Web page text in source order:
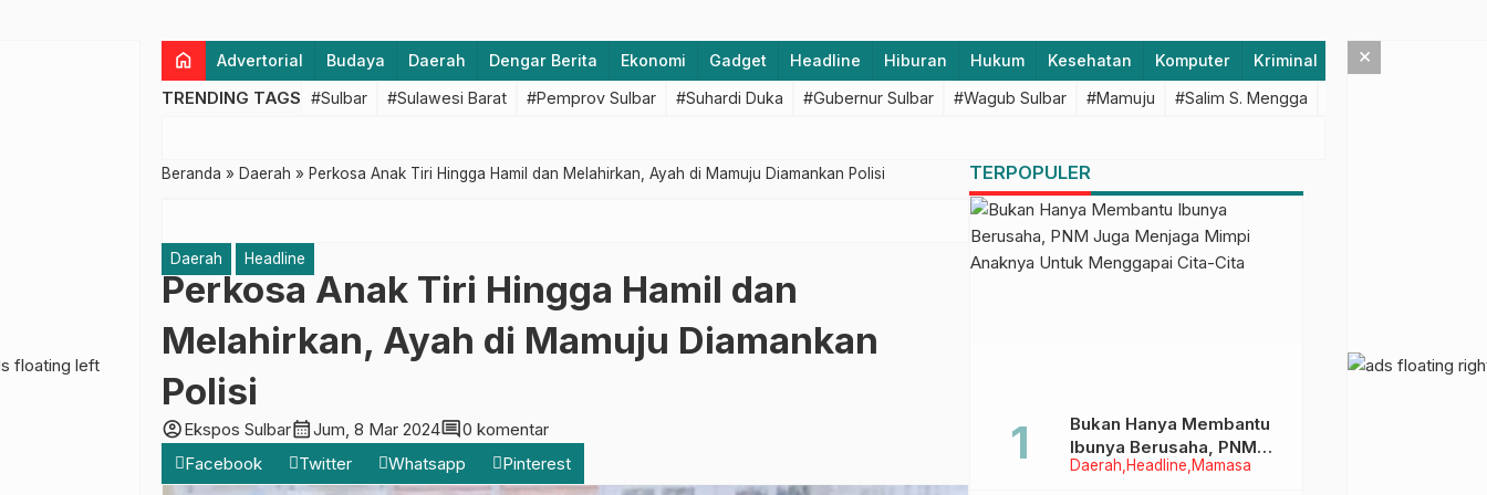
home Advertorial Budaya Daerah Dengar Berita Ekonomi Gadget Headline Hiburan Hukum Kesehatan Komputer Kriminal Lifestyle
TRENDING TAGS #Sulbar #Sulawesi Barat #Pemprov Sulbar #Suhardi Duka #Gubernur Sulbar #Wagub Sulbar #Mamuju #Salim S. Mengga
Beranda » Daerah » Perkosa Anak Tiri Hingga Hamil dan Melahirkan, Ayah di Mamuju Diamankan Polisi
Daerah Headline
Perkosa Anak Tiri Hingga Hamil dan
Melahirkan, Ayah di Mamuju Diamankan
Polisi
account_circleEkspos Sulbarcalendar_monthJum, 8 Mar 2024comment0 komentar
Facebook
Twitter Whatsapp Pinterest
TERPOPULER
Daerah Headline Mamasa
Bukan Hanya Membantu
Ibunya Berusaha, PNM
Juga Menjaga Mimpi
×